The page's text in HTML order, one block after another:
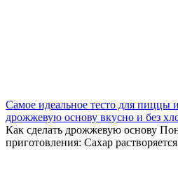
Самое идеальное тесто для пиццы
дрожжевую основу вкусно и без
Как сделать дрожжевую основу
приготовления: Сахар